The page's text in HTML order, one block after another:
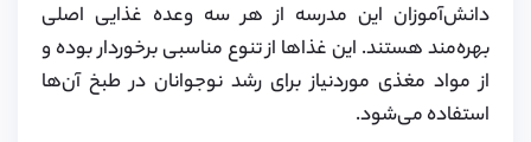
دانش‌آموزان این مدرسه از هر سه وعده غذایی اصلی
بهره‌مند هستند. این غذاها از تنوع مناسبی برخوردار بوده و
از مواد مغذی موردنیاز برای رشد نوجوانان در طبخ آن‌ها
استفاده می‌شود.